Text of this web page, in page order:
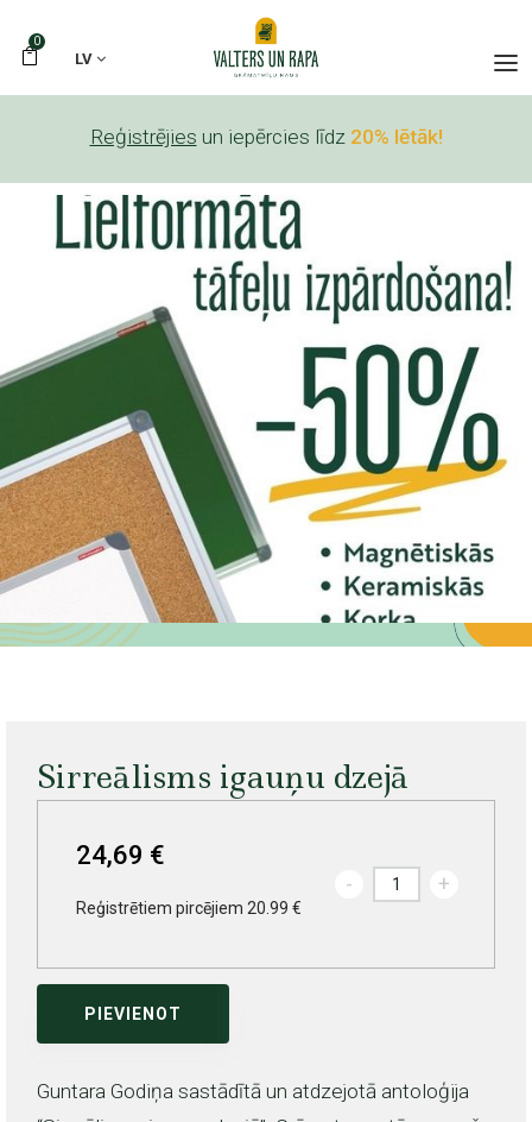
0
LV
Reģistrējies un iepērcies līdz 20% lētāk!
Sirreālisms igauņu dzejā
24,69 €
Reģistrētiem pircējiem 20.99 €
- +
PIEVIENOT
Guntara Godiņa sastādītā un atdzejotā antoloģija